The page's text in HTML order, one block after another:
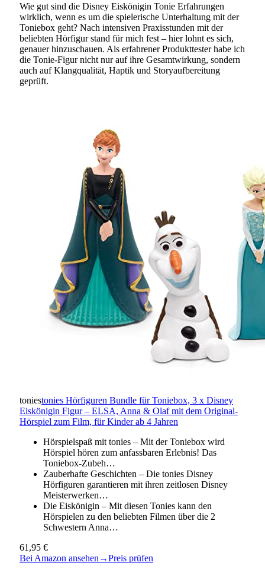
Wie gut sind die Disney Eiskönigin Tonie Erfahrungen
wirklich, wenn es um die spielerische Unterhaltung mit der
Toniebox geht? Nach intensiven Praxisstunden mit der
beliebten Hörfigur stand für mich fest – hier lohnt es sich,
genauer hinzuschauen. Als erfahrener Produkttester habe ich
die Tonie-Figur nicht nur auf ihre Gesamtwirkung, sondern
auch auf Klangqualität, Haptik und Storyaufbereitung
geprüft.
toniestonies Hörfiguren Bundle für Toniebox, 3 x Disney
Eiskönigin Figur – ELSA, Anna & Olaf mit dem Original-
Hörspiel zum Film, für Kinder ab 4 Jahren
Hörspielspaß mit tonies – Mit der Toniebox wird
Hörspiel hören zum anfassbaren Erlebnis! Das
Toniebox-Zubeh…
Zauberhafte Geschichten – Die tonies Disney
Hörfiguren garantieren mit ihren zeitlosen Disney
Meisterwerken…
Die Eiskönigin – Mit diesen Tonies kann den
Hörspielen zu den beliebten Filmen über die 2
Schwestern Anna…
61,95 €
Bei Amazon ansehen →Preis prüfen